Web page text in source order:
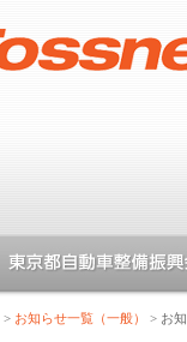
> お知らせ一覧（一般） > お